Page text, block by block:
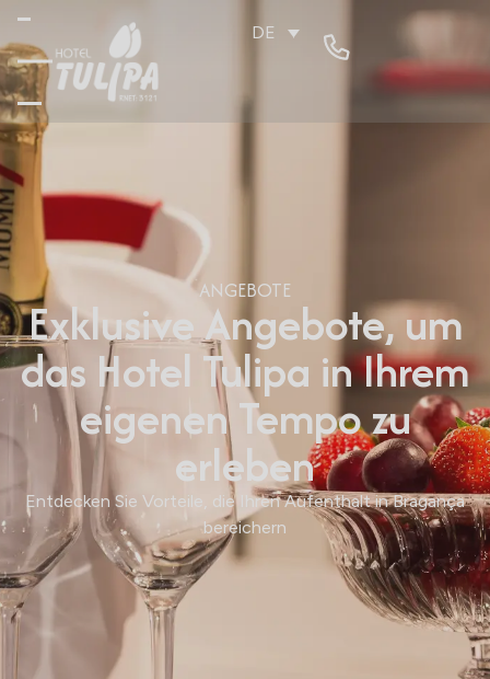
DE
ANGEBOTE
Exklusive Angebote, um
das Hotel Tulipa in Ihrem
eigenen Tempo zu
erleben
Entdecken Sie Vorteile, die Ihren Aufenthalt in Bragança
bereichern